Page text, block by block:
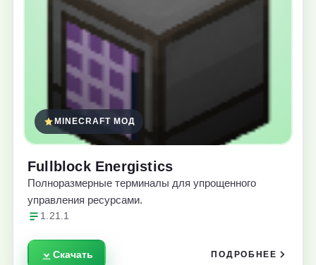
MINECRAFT МОД
Fullblock Energistics
Полноразмерные терминалы для упрощенного
управления ресурсами.
1.21.1
Скачать ПОДРОБНЕЕ